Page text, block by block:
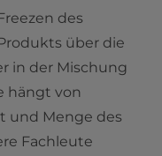
des
über die
in der Mischung
hängt von
und Menge des
Fachleute